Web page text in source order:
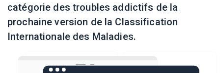
catégorie des troubles addictifs de la
prochaine version de la Classification
Internationale des Maladies.